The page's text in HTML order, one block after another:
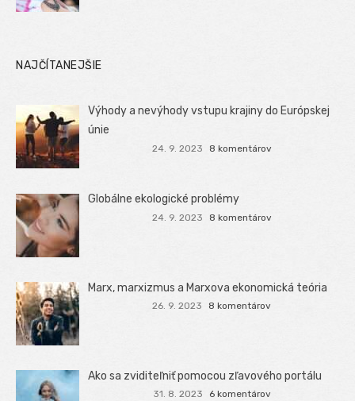
NAJČÍTANEJŠIE
Výhody a nevýhody vstupu krajiny do Európskej
únie
24. 9. 2023 8 komentárov
Globálne ekologické problémy
24. 9. 2023 8 komentárov
Marx, marxizmus a Marxova ekonomická teória
26. 9. 2023 8 komentárov
Ako sa zviditeľniť pomocou zľavového portálu
31. 8. 2023 6 komentárov